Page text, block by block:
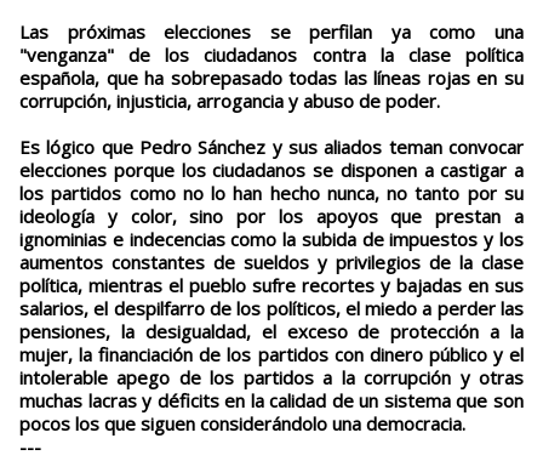
Las próximas elecciones se perfilan ya como una
"venganza" de los ciudadanos contra la clase política
española, que ha sobrepasado todas las líneas rojas en su
corrupción, injusticia, arrogancia y abuso de poder.
Es lógico que Pedro Sánchez y sus aliados teman convocar
elecciones porque los ciudadanos se disponen a castigar a
los partidos como no lo han hecho nunca, no tanto por su
ideología y color, sino por los apoyos que prestan a
ignominias e indecencias como la subida de impuestos y los
aumentos constantes de sueldos y privilegios de la clase
política, mientras el pueblo sufre recortes y bajadas en sus
salarios, el despilfarro de los políticos, el miedo a perder las
pensiones, la desigualdad, el exceso de protección a la
mujer, la financiación de los partidos con dinero público y el
intolerable apego de los partidos a la corrupción y otras
muchas lacras y déficits en la calidad de un sistema que son
pocos los que siguen considerándolo una democracia.
---